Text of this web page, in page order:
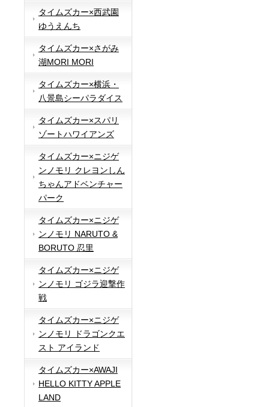
タイムズカー×西武園
ゆうえんち
タイムズカー×さがみ
湖MORI MORI
タイムズカー×横浜・
八景島シーパラダイス
タイムズカー×スパリ
ゾートハワイアンズ
タイムズカー×ニジゲ
ンノモリ クレヨンしん
ちゃんアドベンチャー
パーク
タイムズカー×ニジゲ
ンノモリ NARUTO &
BORUTO 忍里
タイムズカー×ニジゲ
ンノモリ ゴジラ迎撃作
戦
タイムズカー×ニジゲ
ンノモリ ドラゴンクエ
スト アイランド
タイムズカー×AWAJI
HELLO KITTY APPLE
LAND